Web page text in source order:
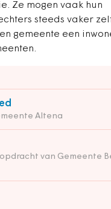
Ze mogen vaak hun
steeds vaker
gemeente een
Altena
van Gemeente